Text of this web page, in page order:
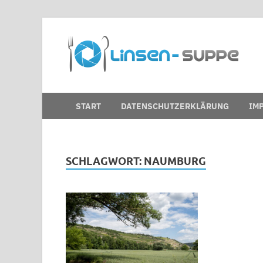
START DATENSCHUTZERKLÄRUNG
SCHLAGWORT: NAUMBURG